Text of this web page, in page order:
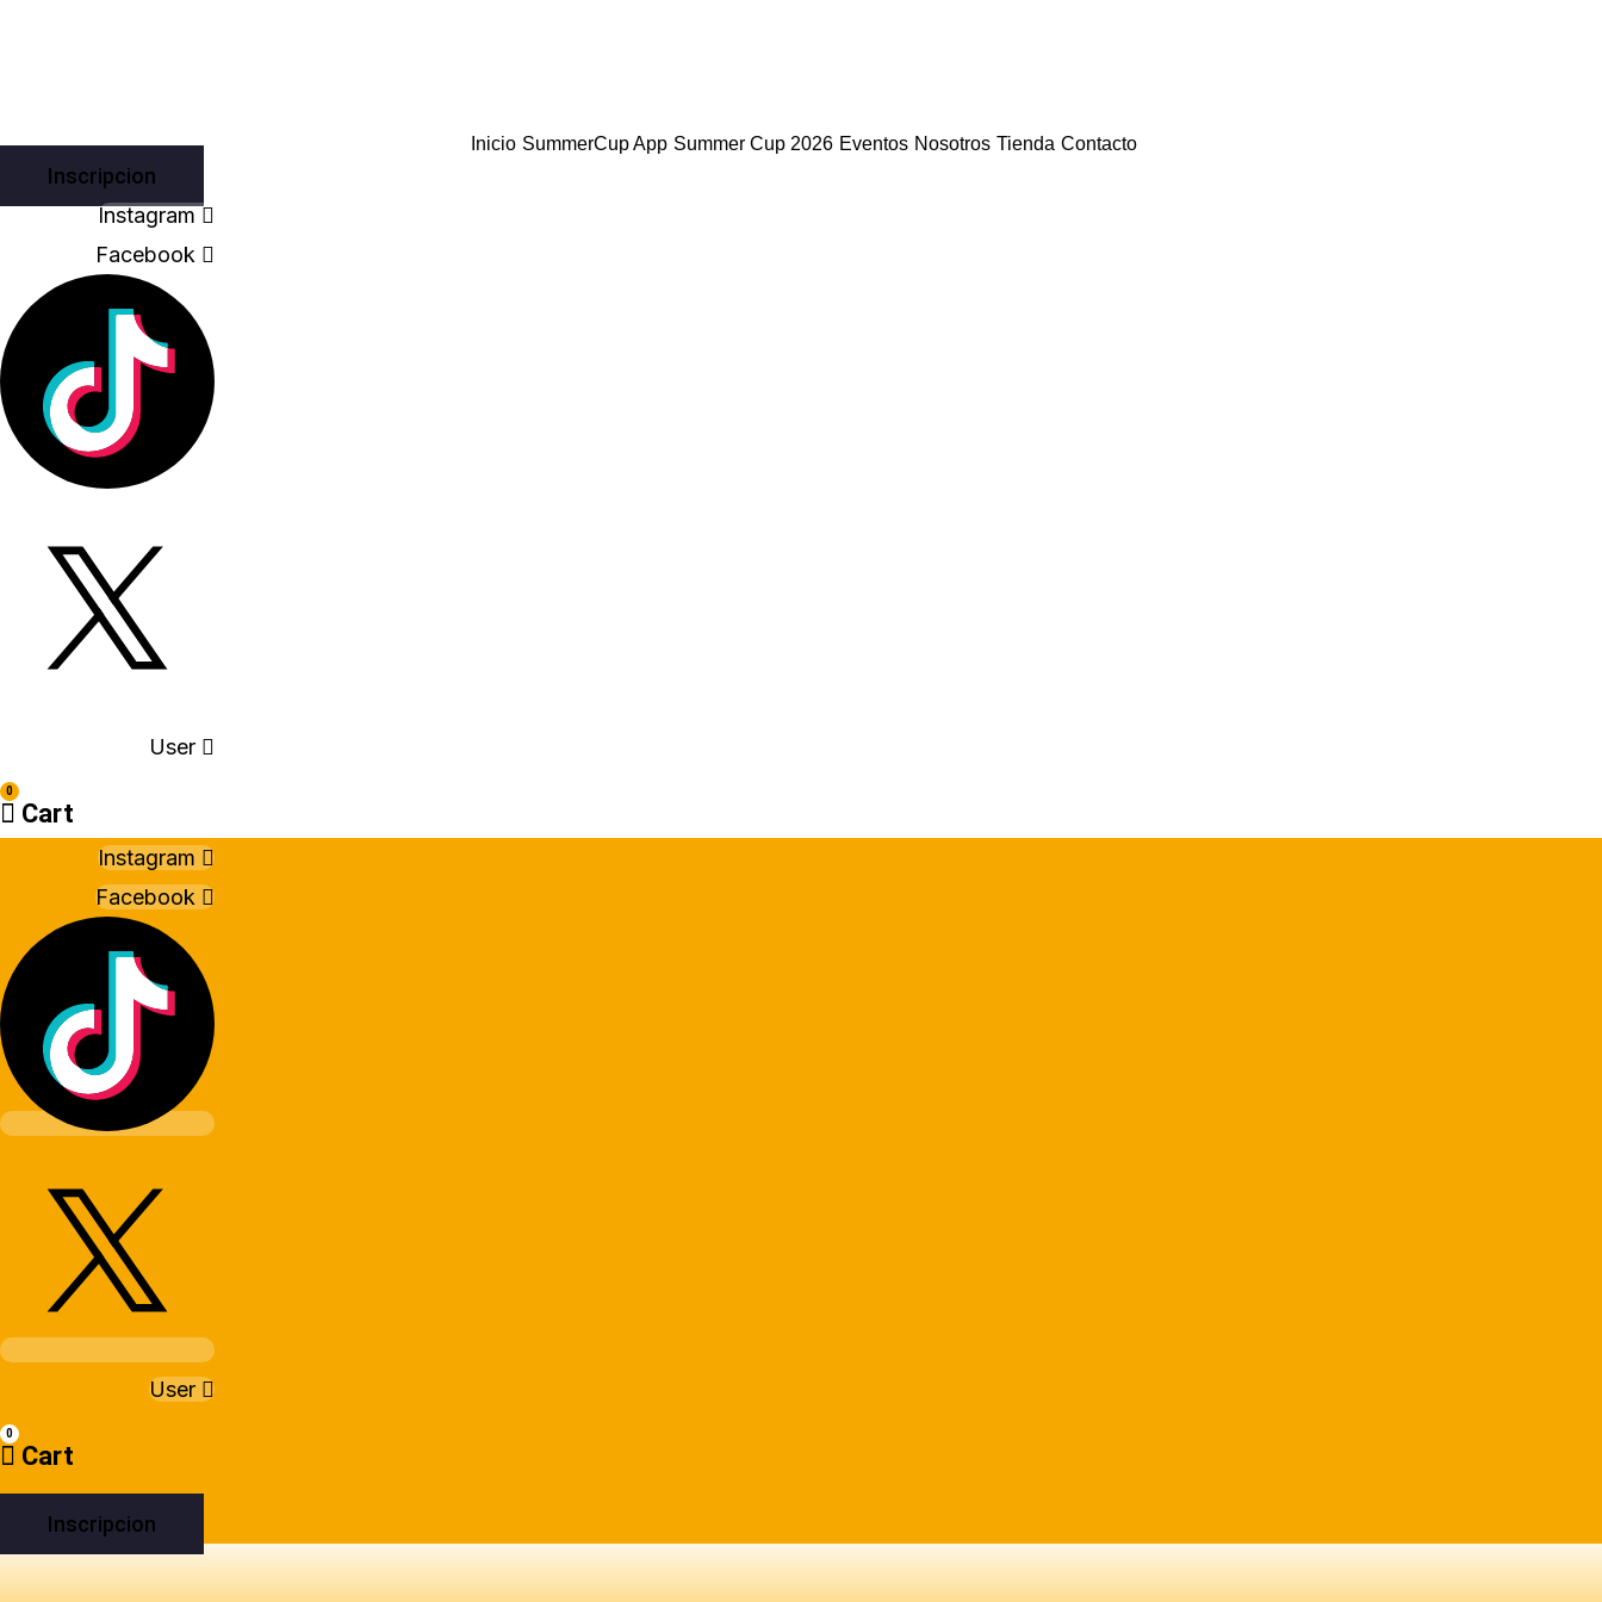
Inicio SummerCup App Summer Cup 2026 Eventos Nosotros Tienda Contacto
Inscripcion
Instagram
Facebook
User
0
Cart
Instagram
Facebook
User
0
Cart
Inscripcion